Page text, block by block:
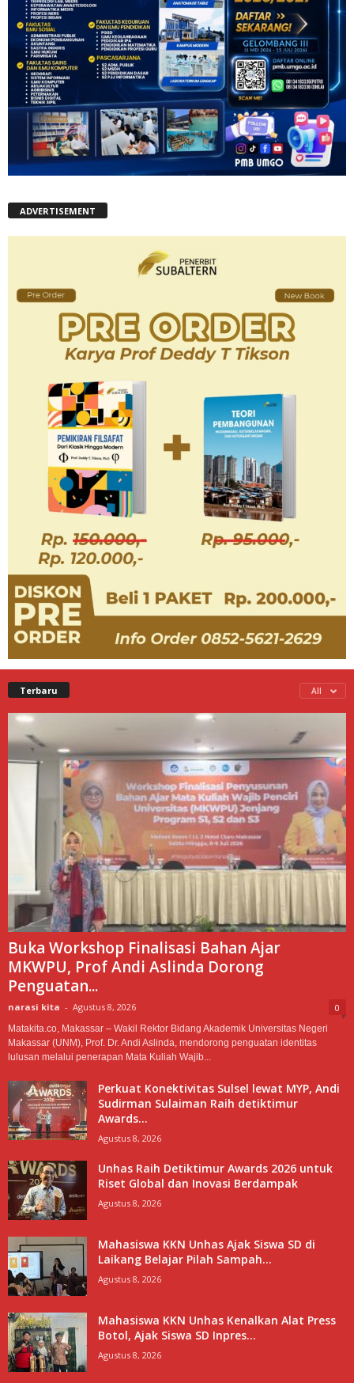
ADVERTISEMENT
Terbaru All
Buka Workshop Finalisasi Bahan Ajar
MKWPU, Prof Andi Aslinda Dorong
Penguatan...
narasi kita - Agustus 8, 2026 0
Matakita.co, Makassar – Wakil Rektor Bidang Akademik Universitas Negeri
Makassar (UNM), Prof. Dr. Andi Aslinda, mendorong penguatan identitas
lulusan melalui penerapan Mata Kuliah Wajib...
Perkuat Konektivitas Sulsel lewat MYP, Andi
Sudirman Sulaiman Raih detiktimur
Awards...
Agustus 8, 2026
Unhas Raih Detiktimur Awards 2026 untuk
Riset Global dan Inovasi Berdampak
Agustus 8, 2026
Mahasiswa KKN Unhas Ajak Siswa SD di
Laikang Belajar Pilah Sampah...
Agustus 8, 2026
Mahasiswa KKN Unhas Kenalkan Alat Press
Botol, Ajak Siswa SD Inpres...
Agustus 8, 2026